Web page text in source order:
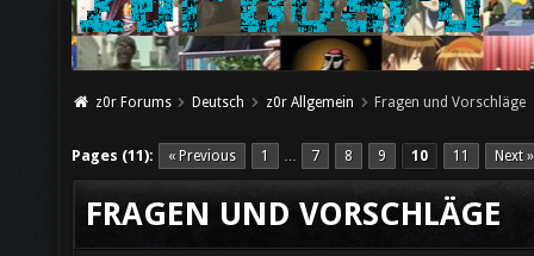
z0r Forums Deutsch z0r Allgemein Fragen und Vorschläge
Pages (11): « Previous 1 … 7 8 9 10 11 Next »
FRAGEN UND VORSCHLÄGE